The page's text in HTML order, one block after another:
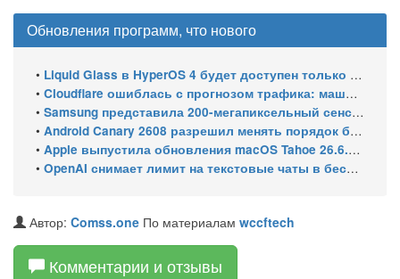
Обновления программ, что нового
• Liquid Glass в HyperOS 4 будет доступен только на флагманских чипсетах
• Cloudflare ошиблась с прогнозом трафика: машины обошли людей в мае 2026
• Samsung представила 200-мегапиксельный сенсор ISOCELL HPC с DeepPix
• Android Canary 2608 разрешил менять порядок блоков шторки
• Apple выпустила обновления macOS Tahoe 26.6.1, Sequoia 15.7.9 и Sonoma 14.8.9 для устранения уязвимости общего доступа к экрану
• OpenAI снимает лимит на текстовые чаты в бесплатном ChatGPT
Автор: Comss.one По материалам wccftech
Комментарии и отзывы